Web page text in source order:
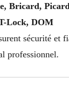
Bricard,
Lock, DOM
sécurité et
professionnel.